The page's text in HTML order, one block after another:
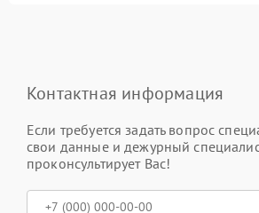
Контактная информация
Если требуется задать вопрос
свои данные и дежурный
проконсультирует Вас!